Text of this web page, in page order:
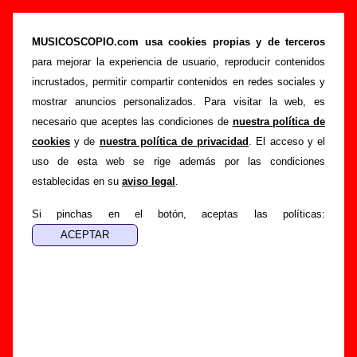
MUSICOSCOPIO.com usa cookies propias y de terceros
para mejorar la experiencia de usuario, reproducir contenidos
incrustados, permitir compartir contenidos en redes sociales y
mostrar anuncios personalizados. Para visitar la web, es
necesario que aceptes las condiciones de nuestra política de
cookies y de nuestra política de privacidad . El acceso y el
uso de esta web se rige además por las condiciones
establecidas en su aviso legal .
Si pinchas en el botón, aceptas las políticas:
Deluxe - Añadir o corregir información
Portada >Deluxe >Añadir
Si tienes información adicional, puedes enviar nueva
información o corregir la existente mediante el siguiente
formulario o escribiendo un e-mail a
guialven@musicoscopio.com.Gracias por tu
colaboración.
Nombre: